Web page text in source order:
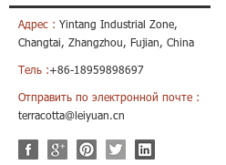
Адрес : Yintang Industrial Zone,
Changtai, Zhangzhou, Fujian, China
Тель :+86-18959898697
Отправить по электронной почте :
terracotta@leiyuan.cn